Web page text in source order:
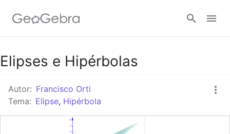
Google Classroom
GeoGebra Classroom
Abrir sesión
Elipses e Hipérbolas
Autor: Francisco Orti
Tema: Elipse, Hipérbola